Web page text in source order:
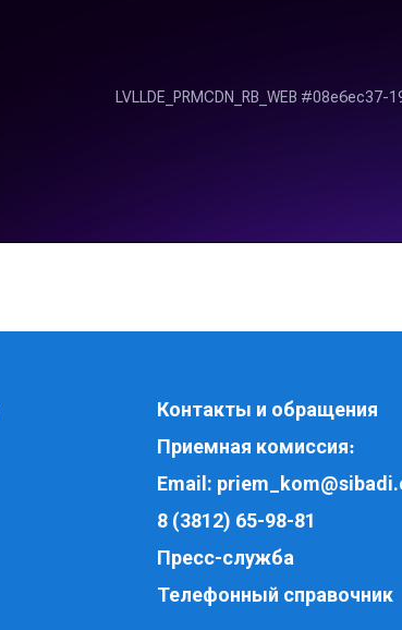
Контакты и обращения
Приемная комиссия:
Email:
8 (3812) 65-98-81
Пресс-служба
Телефонный справочник